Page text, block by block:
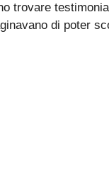
trovare
di poter